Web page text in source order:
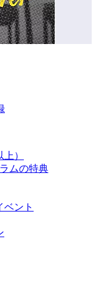
）
ムの特典
ベント